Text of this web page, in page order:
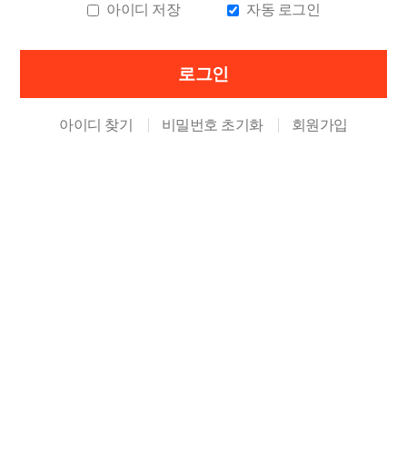
아이디 저장 자동 로그인
아이디 찾기 비밀번호 초기화 회원가입